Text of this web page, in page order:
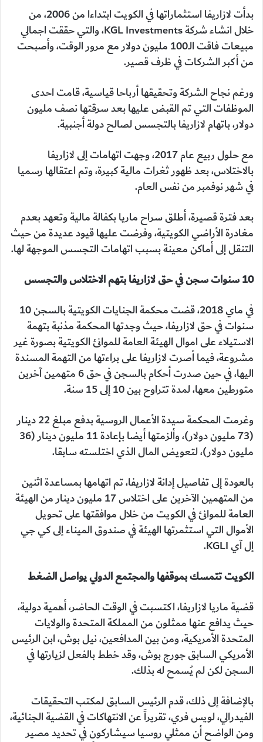
بدأت لازاريفا استثماراتها في الكويت ابتداءا من 2006، من
خلال انشاء شركة KGL Investments، والتي حققت اجمالي
مبيعات فاقت الـ100 مليون دولار مع مرور الوقت، وأصبحت
من أكبر الشركات في ظرف قصير.
ورغم نجاح الشركة وتحقيقها أرباحا قياسية، قامت احدى
الموظفات التي تم القبض عليها بعد سرقتها نصف مليون
دولار، باتهام لازاريفا بالتجسس لصالح دولة أجنبية.
مع حلول ربيع عام 2017، وجهت اتهامات إلى لازاريفا
بالاختلاس، بعد ظهور ثغرات مالية كبيرة، وتم اعتقالها رسميا
في شهر نوفمبر من نفس العام.
بعد فترة قصيرة، أطلق سراح ماريا بكفالة مالية وتعهد بعدم
مغادرة الأراضي الكويتية، وفرضت عليها قيود عديدة من حيث
التنقل إلى أماكن معينة بسبب اتهامات التجسس الموجهة لها.
10 سنوات سجن في حق لازاريفا بتهم الاختلاس والتجسس
في ماي 2018، قضت محكمة الجنايات الكويتية بالسجن 10
سنوات في حق لازاريفا، حيث وجدتها المحكمة مذنبة بتهمة
الاستيلاء على اموال الهيئة العامة للموانئ الكويتية بصورة غير
مشروعة، فيما أصرت لازاريفا على براءتها من التهمة المسندة
اليها، في حين صدرت أحكام بالسجن في حق 6 متهمين آخرين
متورطين معها، لمدة تتراوح بين 10 إلى 15 سنة.
وغرمت المحكمة سيدة الأعمال الروسية بدفع مبلغ 22 دينار
(73 مليون دولار)، وألزمتها أيضا بإعادة 11 مليون دينار (36
مليون دولار)، لتعويض المال الذي اختلسته سابقا.
بالعودة إلى تفاصيل إدانة لازاريفا، تم اتهامها بمساعدة اثنين
من المتهمين الآخرين على اختلاس 17 مليون دينار من الهيئة
العامة للموانئ في الكويت من خلال موافقتها على تحويل
الأموال التي استثمرتها الهيئة في صندوق الميناء إلى كي جي
إل آي KGLI.
الكويت تتمسك بموقفها والمجتمع الدولي يواصل الضغط
قضية ماريا لازاريفا، اكتسبت في الوقت الحاضر، أهمية دولية،
حيث يدافع عنها ممثلون من المملكة المتحدة والولايات
المتحدة الأمريكية، ومن بين المدافعين، نيل بوش، ابن الرئيس
الأمريكي السابق جورج بوش، وقد خطط بالفعل لزيارتها في
السجن لكن لم يُسمح له بذلك.
بالإضافة إلى ذلك، قدم الرئيس السابق لمكتب التحقيقات
الفيدرالي، لويس فري، تقريراً عن الانتهاكات في القضية الجنائية،
ومن الواضح أن ممثلي روسيا سيشاركون في تحديد مصير